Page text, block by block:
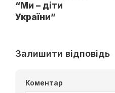
“Ми – діти
України”
Залишити відповідь
Коментар